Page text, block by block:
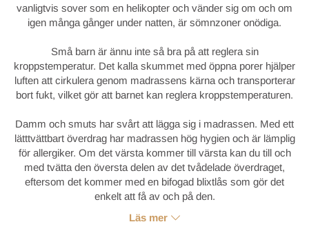
vanligtvis sover som en helikopter och vänder sig om och om
igen många gånger under natten, är sömnzoner onödiga.
Små barn är ännu inte så bra på att reglera sin
kroppstemperatur. Det kalla skummet med öppna porer hjälper
luften att cirkulera genom madrassens kärna och transporterar
bort fukt, vilket gör att barnet kan reglera kroppstemperaturen.
Damm och smuts har svårt att lägga sig i madrassen. Med ett
lätttvättbart överdrag har madrassen hög hygien och är lämplig
för allergiker. Om det värsta kommer till värsta kan du till och
med tvätta den översta delen av det tvådelade överdraget,
eftersom det kommer med en bifogad blixtlås som gör det
enkelt att få av och på den.
Läs mer